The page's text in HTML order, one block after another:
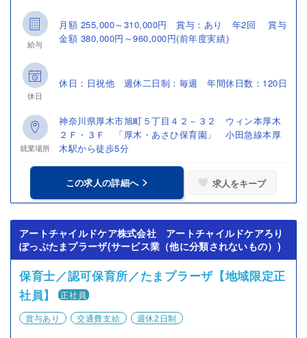
給与
月額 255,000～310,000円 賞与：あり 年2回 賞与
金額 380,000円～960,000円(前年度実績)
休日
休日：日祝他 週休二日制：毎週 年間休日数：120日
就業場所
神奈川県厚木市旭町５丁目４２－３２ ウィン本厚木
２Ｆ・３Ｆ 「厚木・あさひ保育園」 小田急線本厚
木駅から徒歩5分
この求人の詳細へ 求人をキープ
アートチャイルドケア株式会社 アートチャイルドケアろり
ぽっぷたまプラーザ(サービス業（他に分類されないもの）)
保育士／認可保育所／たまプラーザ【地域限定正
社員】
正社員
賞与あり
交通費支給 週休2日制